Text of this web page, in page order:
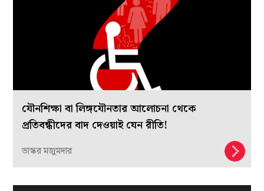
যৌনশিক্ষা বা লিঙ্গযৌনতার আলোচনা থেকে
প্রতিবন্ধীদের বাদ দেওয়াই যেন রীতি!
ভাস্কর মজুমদার